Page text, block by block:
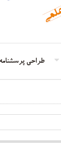
طراحی پرسشنامه